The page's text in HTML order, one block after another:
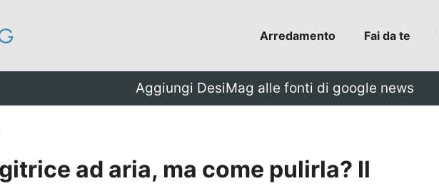
Arredamento Fai da te
Aggiungi DesiMag alle fonti di google news
ad aria, ma come pulirla? Il